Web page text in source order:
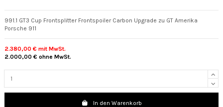
991.1 GT3 Cup Frontsplitter Frontspoiler Carbon Upgrade zu GT Amerika
Porsche 911
2.380,00 € mit MwSt.
2.000,00 € ohne MwSt.
In den Warenkorb